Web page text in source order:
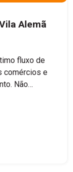
Alemã
fluxo de
comércios e
Não